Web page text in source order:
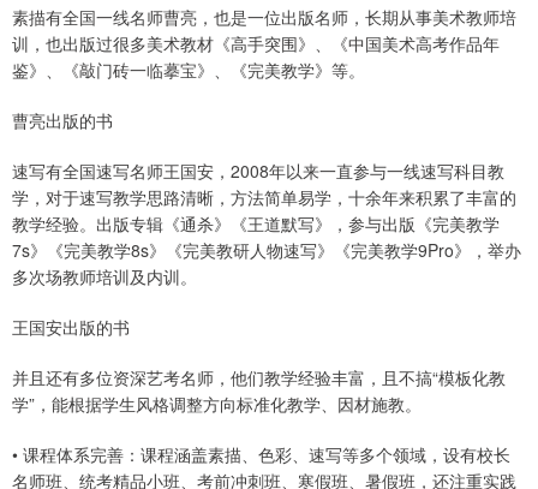
素描有全国一线名师曹亮，也是一位出版名师，长期从事美术教师培
训，也出版过很多美术教材《高手突围》、《中国美术高考作品年
鉴》、《敲门砖一临摹宝》、《完美教学》等。
曹亮出版的书
速写有全国速写名师王国安，2008年以来一直参与一线速写科目教
学，对于速写教学思路清晰，方法简单易学，十余年来积累了丰富的
教学经验。出版专辑《通杀》《王道默写》，参与出版《完美教学
7s》《完美教学8s》《完美教研人物速写》《完美教学9Pro》，举办
多次场教师培训及内训。
王国安出版的书
并且还有多位资深艺考名师，他们教学经验丰富，且不搞“模板化教
学”，能根据学生风格调整方向标准化教学、因材施教。
• 课程体系完善：课程涵盖素描、色彩、速写等多个领域，设有校长
名师班、统考精品小班、考前冲刺班、寒假班、暑假班，还注重实践